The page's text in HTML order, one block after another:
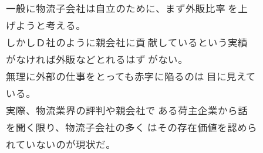
一般に物流子会社は自立のために、まず外販比率 を上
げようと考える。
しかしＤ社のように親会社に貢 献しているという実績
がなければ外販などとれるはず がない。
無理に外部の仕事をとっても赤字に陥るのは 目に見えて
いる。
実際、物流業界の評判や親会社で ある荷主企業から話
を聞く限り、物流子会社の多く はその存在価値を認めら
れていないのが現状だ。